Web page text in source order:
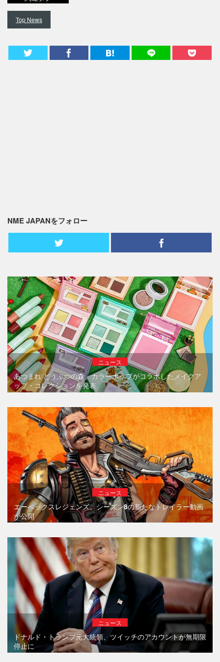
Top News
NME JAPANをフォロー
ニュース
あつまれ どうぶつの森、カラーポップがコラボしたメイクア
ップ・コレクションを発表
ニュース
エーペックスレジェンズ、シーズン8の新たなトレイラー動画
が公開
ニュース
ドナルド・トランプ元大統領、ツイッチのアカウントが無期限
停止に